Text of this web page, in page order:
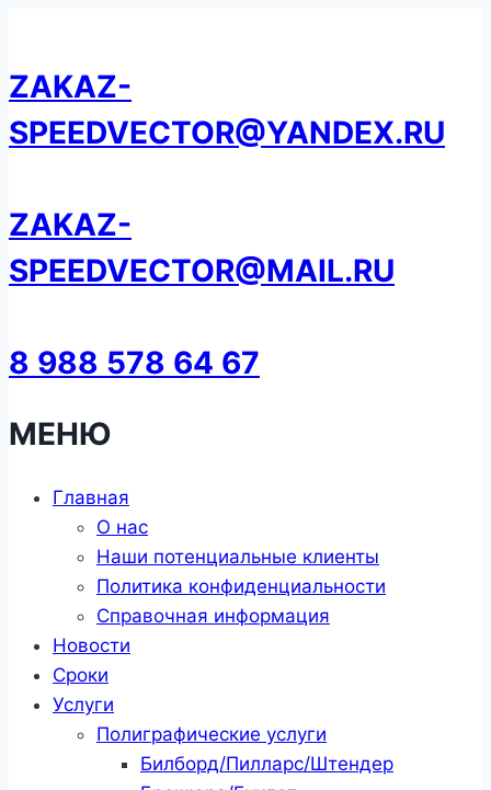
содержанию
ZAKAZ-
SPEEDVECTOR@YANDEX.RU
ZAKAZ-
SPEEDVECTOR@MAIL.RU
8 988 578 64 67
МЕНЮ
Главная
О нас
Наши потенциальные клиенты
Политика конфиденциальности
Справочная информация
Новости
Сроки
Услуги
Полиграфические услуги
Билборд/Пилларс/Штендер